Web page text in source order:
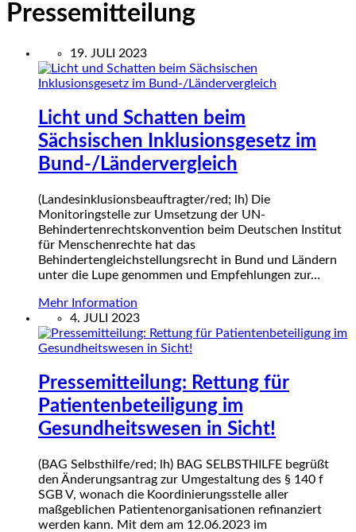
Pressemitteilung
19. JULI 2023
Licht und Schatten beim
Sächsischen Inklusionsgesetz im
Bund-/Ländervergleich
(Landesinklusionsbeauftragter/red; lh) Die
Monitoringstelle zur Umsetzung der UN-
Behindertenrechtskonvention beim Deutschen Institut
für Menschenrechte hat das
Behindertengleichstellungsrecht in Bund und Ländern
unter die Lupe genommen und Empfehlungen zur…
Mehr Information
4. JULI 2023
Pressemitteilung: Rettung für
Patientenbeteiligung im
Gesundheitswesen in Sicht!
(BAG Selbsthilfe/red; lh) BAG SELBSTHILFE begrüßt
den Änderungsantrag zur Umgestaltung des § 140 f
SGB V, wonach die Koordinierungsstelle aller
maßgeblichen Patientenorganisationen refinanziert
werden kann. Mit dem am 12.06.2023 im